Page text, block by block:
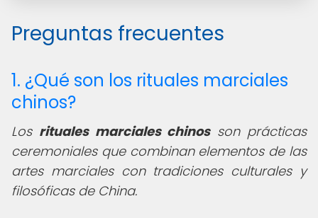
Preguntas frecuentes
1. ¿Qué son los rituales marciales
chinos?
Los rituales marciales chinosson prácticas
ceremoniales que combinan elementos de las
artes marciales con tradiciones culturales y
filosóficas de China.